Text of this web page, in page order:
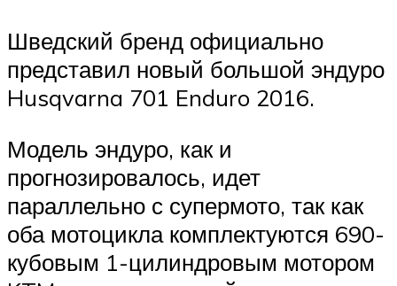
Шведский бренд официально
представил новый большой эндуро
Husqvarna 701 Enduro 2016.
Модель эндуро, как и
прогнозировалось, идет
параллельно с супермото, так как
оба мотоцикла комплектуются 690-
кубовым 1-цилиндровым мотором